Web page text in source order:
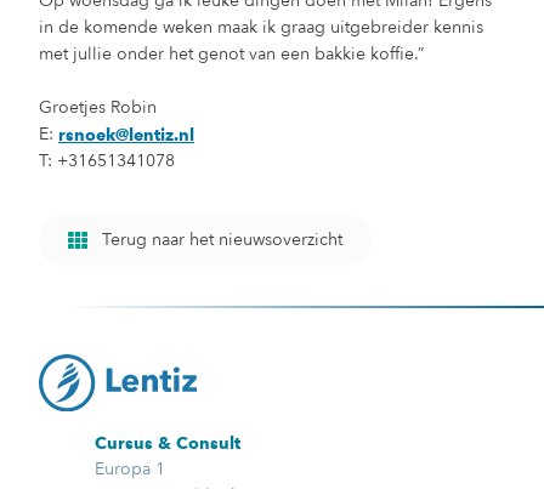
in de komende weken maak ik graag uitgebreider kennis
met jullie onder het genot van een bakkie koffie.”
Groetjes Robin
E: rsnoek@lentiz.nl
T: +31651341078
Terug naar het nieuwsoverzicht
Cursus & Consult
Europa 1